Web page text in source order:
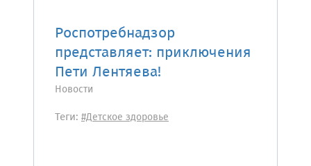
Роспотребнадзор
представляет: приключения
Пети Лентяева!
Новости
Теги: #Детское здоровье